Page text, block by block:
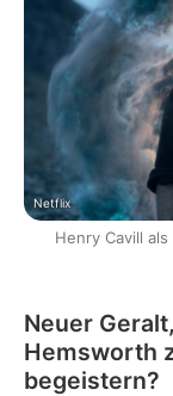
Netflix
Henry Cavill
Neuer
Hemsworth
begeistern?